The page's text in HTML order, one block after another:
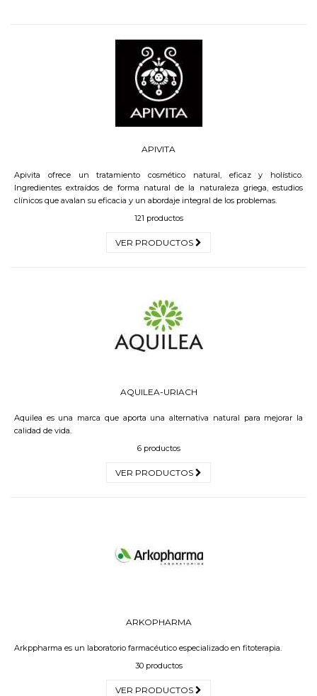
APIVITA
Apivita ofrece un tratamiento cosmético natural, eficaz y holístico.
Ingredientes extraídos de forma natural de la naturaleza griega, estudios
clínicos que avalan su eficacia y un abordaje integral de los problemas.
121 productos
VER PRODUCTOS
AQUILEA-URIACH
Aquilea es una marca que aporta una alternativa natural para mejorar la
calidad de vida.
6 productos
VER PRODUCTOS
ARKOPHARMA
Arkppharma es un laboratorio farmacéutico especializado en fitoterapia.
30 productos
VER PRODUCTOS